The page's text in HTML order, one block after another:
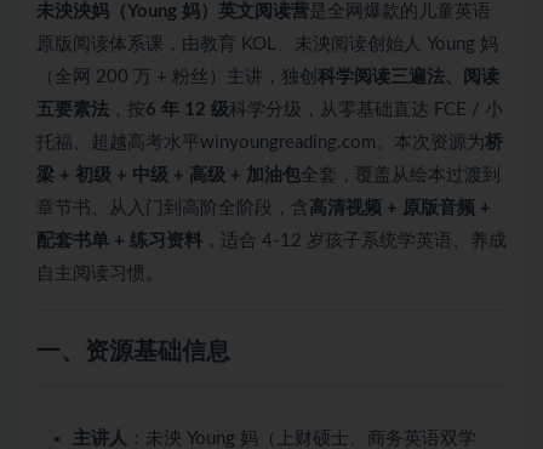
未泱泱妈（Young 妈）英文阅读营是全网爆款的儿童英语
原版阅读体系课，由教育 KOL、未泱阅读创始人 Young 妈
（全网 200 万 + 粉丝）主讲，独创 科学阅读三遍法、阅读
五要素法 ，按6 年 12 级科学分级，从零基础直达 FCE / 小
托福、超越高考水平winyoungreading.com。本次资源为桥
梁 + 初级 + 中级 + 高级 + 加油包全套，覆盖从绘本过渡到
章节书、从入门到高阶全阶段，含高清视频 + 原版音频 +
配套书单 + 练习资料 ，适合 4-12 岁孩子系统学英语、养成
自主阅读习惯。
一、资源基础信息
主讲人
：未泱 Young 妈（上财硕士、商务英语双学